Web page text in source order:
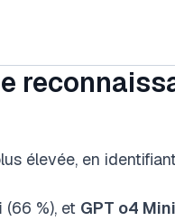
élevée, en
(66 %), et GPT o4 Mini